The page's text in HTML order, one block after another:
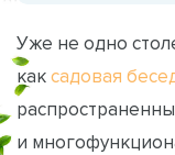
Уже не одно
как садовая
и